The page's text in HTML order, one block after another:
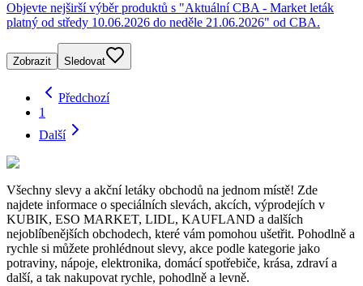
Objevte nejširší výběr produktů s "Aktuální CBA - Market leták
platný od středy 10.06.2026 do neděle 21.06.2026" od CBA.
Zobrazit Sledovat
Předchozí
1
Další
Všechny slevy a akční letáky obchodů na jednom místě! Zde
najdete informace o speciálních slevách, akcích, výprodejích v
KUBIK, ESO MARKET, LIDL, KAUFLAND a dalších
nejoblíbenějších obchodech, které vám pomohou ušetřit. Pohodlně a
rychle si můžete prohlédnout slevy, akce podle kategorie jako
potraviny, nápoje, elektronika, domácí spotřebiče, krása, zdraví a
další, a tak nakupovat rychle, pohodlně a levně.